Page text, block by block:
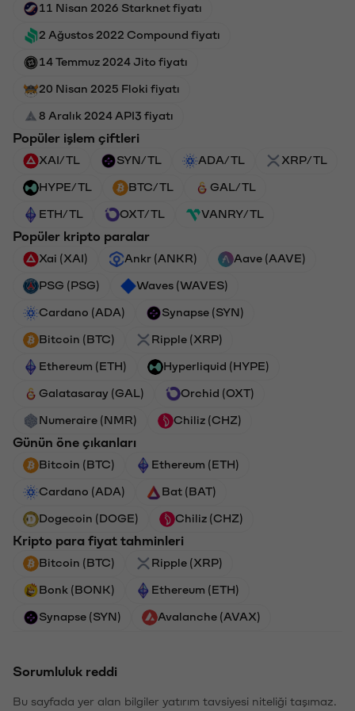
11 Nisan 2026 Starknet fiyatı
2 Ağustos 2022 Compound fiyatı
14 Temmuz 2024 Jito fiyatı
20 Nisan 2025 Floki fiyatı
8 Aralık 2024 API3 fiyatı
Popüler işlem çiftleri
XAI/TL SYN/TL ADA/TL XRP/TL
HYPE/TL BTC/TL GAL/TL
ETH/TL OXT/TL VANRY/TL
Popüler kripto paralar
Xai (XAI) Ankr (ANKR) Aave (AAVE)
PSG (PSG) Waves (WAVES)
Cardano (ADA) Synapse (SYN)
Bitcoin (BTC) Ripple (XRP)
Ethereum (ETH) Hyperliquid (HYPE)
Galatasaray (GAL) Orchid (OXT)
Numeraire (NMR) Chiliz (CHZ)
Günün öne çıkanları
Bitcoin (BTC) Ethereum (ETH)
Cardano (ADA) Bat (BAT)
Dogecoin (DOGE) Chiliz (CHZ)
Kripto para fiyat tahminleri
Bitcoin (BTC) Ripple (XRP)
Bonk (BONK) Ethereum (ETH)
Synapse (SYN) Avalanche (AVAX)
Sorumluluk reddi
Bu sayfada yer alan bilgiler yatırım tavsiyesi niteliği taşımaz.